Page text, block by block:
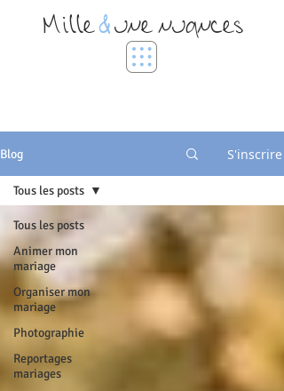
Mille&une nuances
Blog S'inscrire
Tous les posts
Animer mon
mariage
Organiser mon
mariage
Photographie
Reportages
mariages
Tous les posts